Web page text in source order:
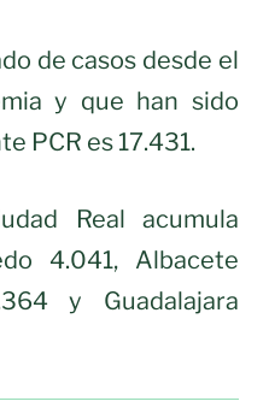
de casos desde el
y que han sido
PCR es 17.431.
Real acumula
4.041, Albacete
y Guadalajara